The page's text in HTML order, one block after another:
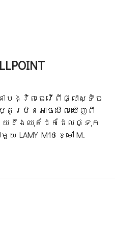
នា​បង្វិល​ធ្វើ​ពី​ផ្លាស្ទិច​
តូរ​មិន​អាច​មើល​ឃើញ​ពី​
យនឹងឈុតដែកដែលផ្ទុក
LAMY M16 ខ្មៅ M.​